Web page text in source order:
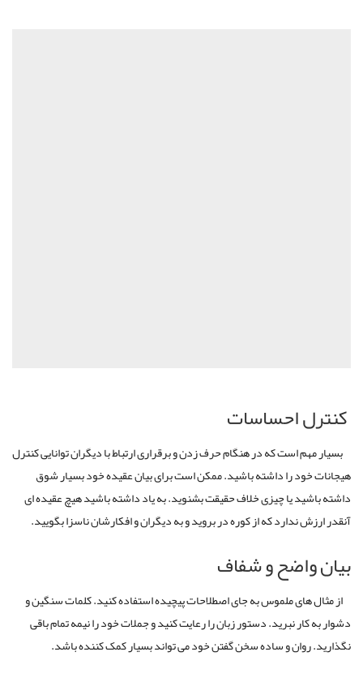
کنترل احساسات
بسیار مهم است که در هنگام حرف زدن و برقراری ارتباط با دیگران توانایی کنترل
هیجانات خود را داشته باشید. ممکن است برای بیان عقیده خود بسیار شوق
داشته باشید یا چیزی خلاف حقیقت بشنوید. به یاد داشته باشید هیچ عقیده ای
آنقدر ارزش ندارد که از کوره در بروید و به دیگران و افکارشان ناسزا بگویید.
بیان واضح و شفاف
از مثال های ملموس به جای اصطلاحات پیچیده استفاده کنید. کلمات سنگین و
دشوار به کار نبرید. دستور زبان را رعایت کنید و جملات خود را نیمه تمام باقی
نگذارید. روان و ساده سخن گفتن خود می تواند بسیار کمک کننده باشد.